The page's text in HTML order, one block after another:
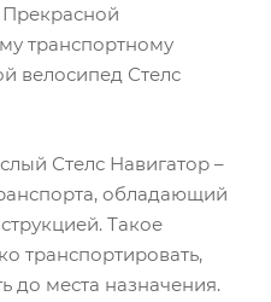
транспортному
велосипед Стелс
Стелс Навигатор –
обладающий
Такое
транспортировать,
до места назначения.